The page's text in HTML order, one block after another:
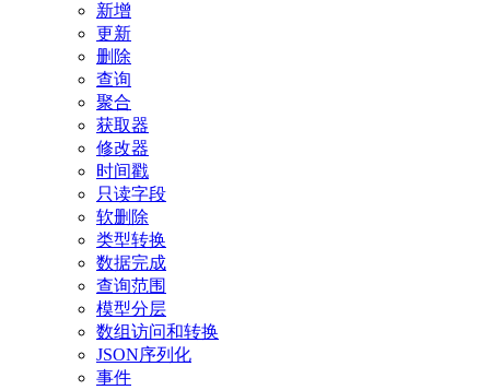
新增
更新
删除
查询
聚合
获取器
修改器
时间戳
只读字段
软删除
类型转换
数据完成
查询范围
模型分层
数组访问和转换
JSON序列化
事件